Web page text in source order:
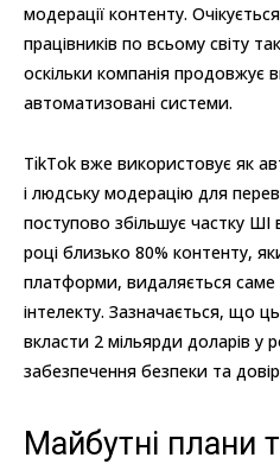
модерації контенту.
працівників по всьому світу
оскільки компанія продовжує
автоматизовані системи.
TikTok вже використовує як
і людську модерацію для
поступово збільшує частку
році близько 80% контенту,
платформи, видаляється
інтелекту. Зазначається, що
вкласти 2 мільярди доларів у
забезпечення безпеки та
Майбутні плани